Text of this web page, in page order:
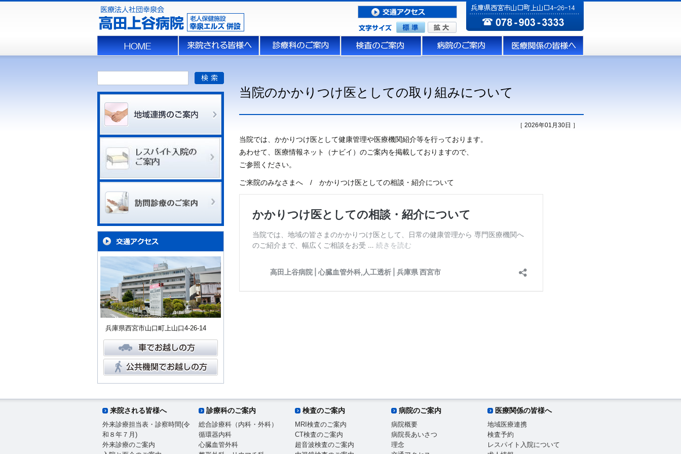
当院のかかりつけ医としての取り組みについて
［ 2026年01月30日 ］
当院では、かかりつけ医として健康管理や医療機関紹介等を行っております。
あわせて、医療情報ネット（ナビイ）のご案内を掲載しておりますので、
ご参照ください。
ご来院のみなさまへ / かかりつけ医としての相談・紹介について
兵庫県西宮市山口町上山口4-26-14
来院される皆様へ
外来診療担当表・診察時間(令
和８年７月)
外来診療のご案内
診療科のご案内
総合診療科（内科・外科）
循環器内科
心臓血管外科
検査のご案内
MRI検査のご案内
CT検査のご案内
超音波検査のご案内
病院のご案内
病院概要
病院長あいさつ
理念
医療関係の皆様へ
地域医療連携
検査予約
レスパイト入院について